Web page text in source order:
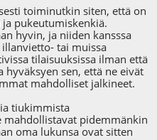
toiminutkin siten, että on
pukeutumiskenkiä.
hyvin, ja niiden kansssa
tai muissa
tilaisuuksissa ilman että
sen, että ne eivät
mahdolliset jalkineet.
tiukimmista
pidemmänkin
oma lukunsa ovat sitten